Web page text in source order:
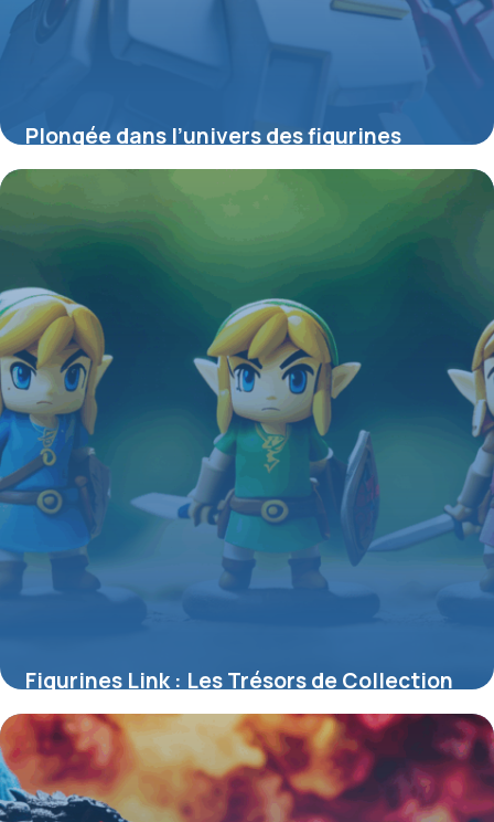
Plongée dans l’univers des figurines
Gundam : entre passion, collection et
4 juillet 2025
Figurines Link : Les Trésors de Collection
Inspirés par The Legend of Zelda
4 juillet 2025